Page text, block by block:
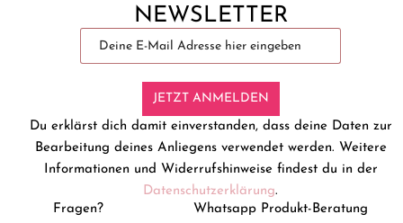
NEWSLETTER
JETZT ANMELDEN
Du erklärst dich damit einverstanden, dass deine Daten zur
Bearbeitung deines Anliegens verwendet werden. Weitere
Informationen und Widerrufshinweise findest du in der
Datenschutzerklärung.
Fragen?
Whatsapp Produkt-Beratung